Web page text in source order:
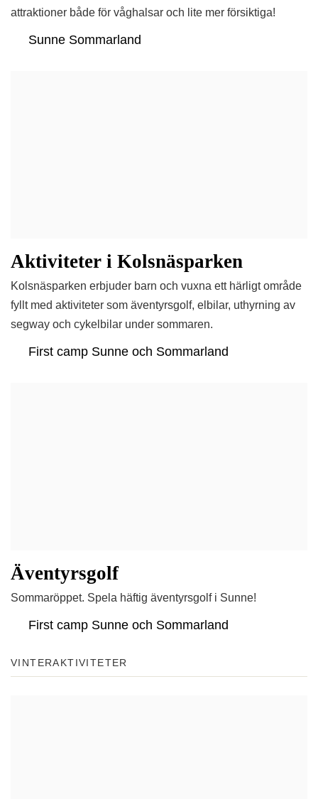
attraktioner både för våghalsar och lite mer försiktiga!
Sunne Sommarland
Aktiviteter i Kolsnäsparken
Kolsnäsparken erbjuder barn och vuxna ett härligt område
fyllt med aktiviteter som äventyrsgolf, elbilar, uthyrning av
segway och cykelbilar under sommaren.
First camp Sunne och Sommarland
Äventyrsgolf
Sommaröppet. Spela häftig äventyrsgolf i Sunne!
First camp Sunne och Sommarland
VINTERAKTIVITETER